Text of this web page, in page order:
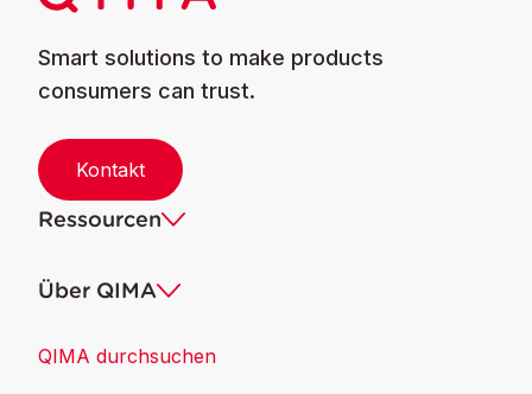
Smart solutions to make products
consumers can trust.
Kontakt
Ressourcen
Über QIMA
QIMA durchsuchen